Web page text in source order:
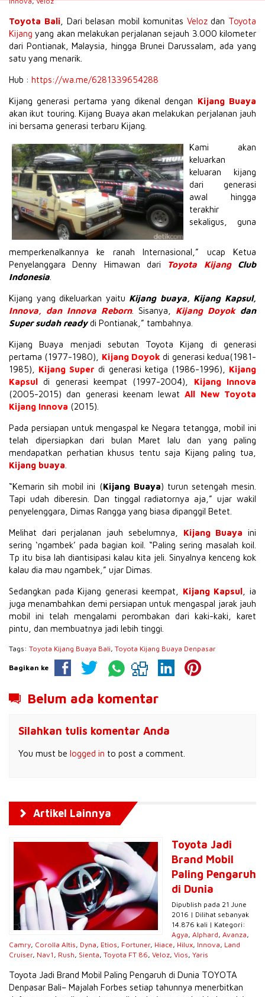
Toyota Bali, Dari belasan mobil komunitas Velozdan Toyota
Kijang yang akan melakukan perjalanan sejauh 3.000 kilometer
dari Pontianak, Malaysia, hingga Brunei Darussalam, ada yang
satu yang menarik.
Hub : https://wa.me/6281339654288
Kijang generasi pertama yang dikenal dengan Kijang Buaya
akan ikut touring. Kijang Buaya akan melakukan perjalanan jauh
ini bersama generasi terbaru Kijang.
Kami akan
keluarkan
keluaran kijang
dari generasi
awal hingga
terakhir
sekaligus, guna
memperkenalkannya ke ranah Internasional,” ucap Ketua
Penyelanggara Denny Himawan dari Toyota KijangClub
Indonesia
Kijang yang dikeluarkan yaitu Kijang buaya, Kijang Kapsul,
Innova, dan Innova Reborn. Sisanya, Kijang Doyokdan
Super sudah ready di Pontianak,” tambahnya.
Kijang Buaya menjadi sebutan Toyota Kijang di generasi
pertama (1977-1980), Kijang Doyok di generasi kedua(1981-
1985), Kijang Super di generasi ketiga (1986-1996), Kijang
Kapsul di generasi keempat (1997-2004), Kijang Innova
(2005-2015) dan generasi keenam lewat All New Toyota
Kijang Innova (2015).
Pada persiapan untuk mengaspal ke Negara tetangga, mobil ini
telah dipersiapkan dari bulan Maret lalu dan yang paling
mendapatkan perhatian khusus tentu saja Kijang paling tua,
Kijang buaya
“Kemarin sih mobil ini (Kijang Buaya) turun setengah mesin.
Tapi udah diberesin. Dan tinggal radiatornya aja,” ujar wakil
penyelenggara, Dimas Rangga yang biasa dipanggil Betet.
Melihat dari perjalanan jauh sebelumnya, Kijang Buaya ini
sering ‘ngambek’ pada bagian koil. “Paling sering masalah koil.
Tp itu bisa lah diantisipasi kalau kita jeli. Sinyalnya kenceng kok
kalau dia mau ngambek,” ujar Dimas.
Sedangkan pada Kijang generasi keempat, Kijang Kapsul , ia
juga menambahkan demi persiapan untuk mengaspal jarak jauh
mobil ini telah mengalami perombakan dari kaki-kaki, karet
pintu, dan membuatnya jadi lebih tinggi.
Tags: Toyota Kijang Buaya Bali, Toyota Kijang Buaya Denpasar
Bagikan ke
Belum ada komentar
Silahkan tulis komentar Anda
You must be logged in to post a comment.
Artikel Lainnya
Toyota Jadi
Brand Mobil
Paling Pengaruh
di Dunia
Dipublish pada 21 June
2016 | Dilihat sebanyak
14.876 kali | Kategori:
Agya, Alphard, Avanza,
Camry, Corolla Altis, Dyna, Etios, Fortuner, Hiace, Hilux, Innova, Land
Cruiser, Nav1 , Rush, Sienta, Toyota FT 86, Veloz, Vios, Yaris
Toyota Jadi Brand Mobil Paling Pengaruh di Dunia TOYOTA
Denpasar Bali– Majalah Forbes setiap tahunnya menerbitkan